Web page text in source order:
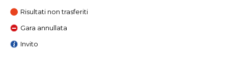
Risultati non trasferiti
Gara annullata
Invito